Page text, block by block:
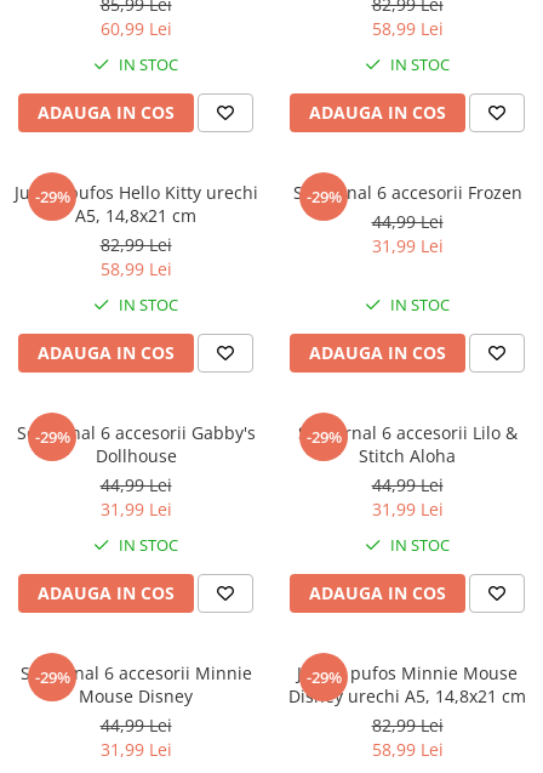
Cry Babies
Wonder Woman
The Grinch
FLAMINGO
Incaltaminte fete
Ghete si cizme fete
Pantofi fete
Pantofi sport fete
Sandale fete
60,99 Lei
IN STOC
ADAUGA IN COS
58,99 Lei
IN STOC
ADAUGA IN COS
-29%
Jurnal pufos Hello Kitty urechi
A5, 14,8x21 cm
82,99 Lei
58,99 Lei
IN STOC
ADAUGA IN COS
-29%
Set Jurnal 6 accesorii Frozen
44,99 Lei
31,99 Lei
IN STOC
ADAUGA IN COS
-29%
Set Jurnal 6 accesorii Gabby's
Dollhouse
44,99 Lei
31,99 Lei
IN STOC
ADAUGA IN COS
-29%
Set Jurnal 6 accesorii Lilo &
Stitch Aloha
44,99 Lei
31,99 Lei
IN STOC
ADAUGA IN COS
-29%
Set Jurnal 6 accesorii Minnie
Mouse Disney
44,99 Lei
31,99 Lei
-29%
Jurnal pufos Minnie Mouse
Disney urechi A5, 14,8x21 cm
82,99 Lei
58,99 Lei